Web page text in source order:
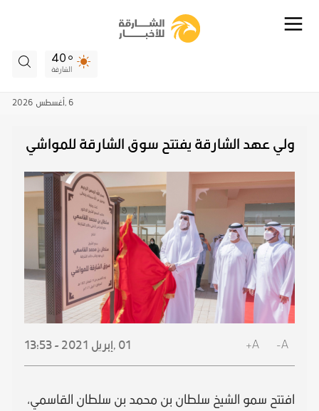
40
الشارقة
6 , أغسطس 2026
ولي عهد الشارقة يفتتح سوق الشارقة للمواشي
A-
A+
01 , إبريل 2021 - 13:53
افتتح سمو الشيخ سلطان بن محمد بن سلطان القاسمي،